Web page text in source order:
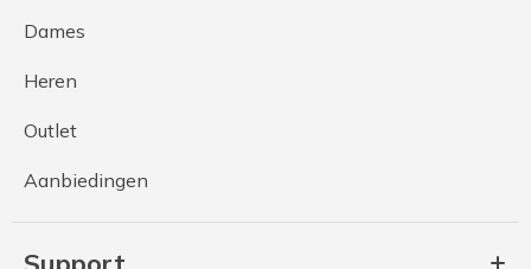
Dames
Heren
Outlet
Aanbiedingen